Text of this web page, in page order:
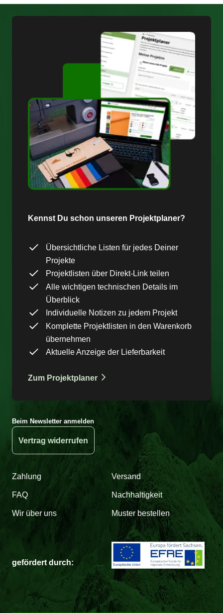
Kennst Du schon unseren Projektplaner?
Übersichtliche Listen für jedes Deiner
Projekte
Projektlisten über Direkt-Link teilen
Alle wichtigen technischen Details im
Überblick
Individuelle Notizen zu jedem Projekt
Komplette Projektlisten in den Warenkorb
übernehmen
Aktuelle Anzeige der Lieferbarkeit
Zum Projektplaner
Beim Newsletter anmelden
Vertrag widerrufen
Zahlung Versand
FAQ Nachhaltigkeit
Wir über uns Muster bestellen
gefördert durch: